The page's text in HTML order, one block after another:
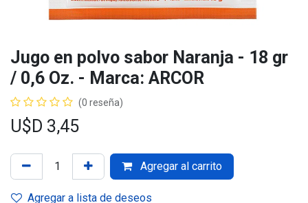
Jugo en polvo sabor Naranja - 18 gr
/ 0,6 Oz. - Marca: ARCOR
(0 reseña)
U$D 3,45
Agregar al carrito
Agregar a lista de deseos